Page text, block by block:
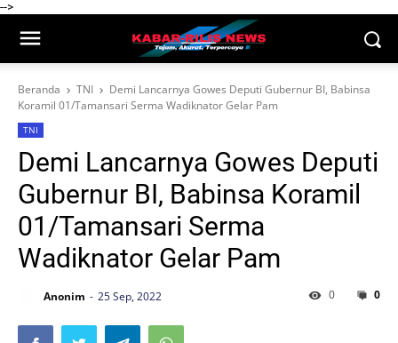
-->
Beranda TNI
Demi Lancarnya Gowes Deputi Gubernur BI, Babinsa
Koramil 01/Tamansari Serma Wadiknator Gelar Pam
TNI
Demi Lancarnya Gowes Deputi
Gubernur BI, Babinsa Koramil
01/Tamansari Serma
Wadiknator Gelar Pam
Anonim 25 Sep, 2022 0
0